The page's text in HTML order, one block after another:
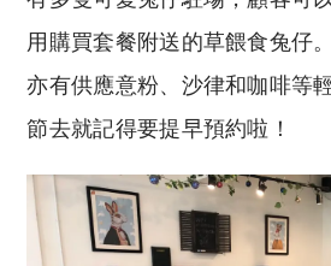
用購買套餐附送的草餵食兔仔
亦有供應意粉、沙律和咖啡等
節去就記得要提早預約啦！